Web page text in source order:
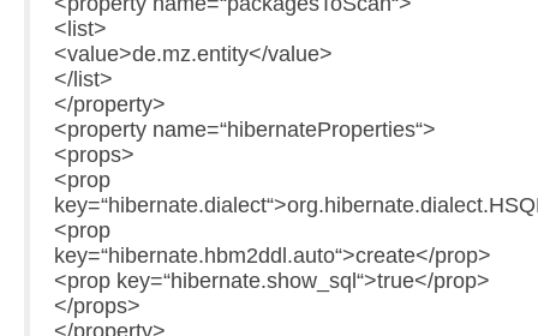
<list>
<value>de.mz.entity</value>
</list>
</property>
<property name=“hibernateProperties“>
<props>
<prop
<prop
key=“hibernate.hbm2ddl.auto“>create</prop>
<prop key=“hibernate.show_sql“>true</prop>
</props>
</property>